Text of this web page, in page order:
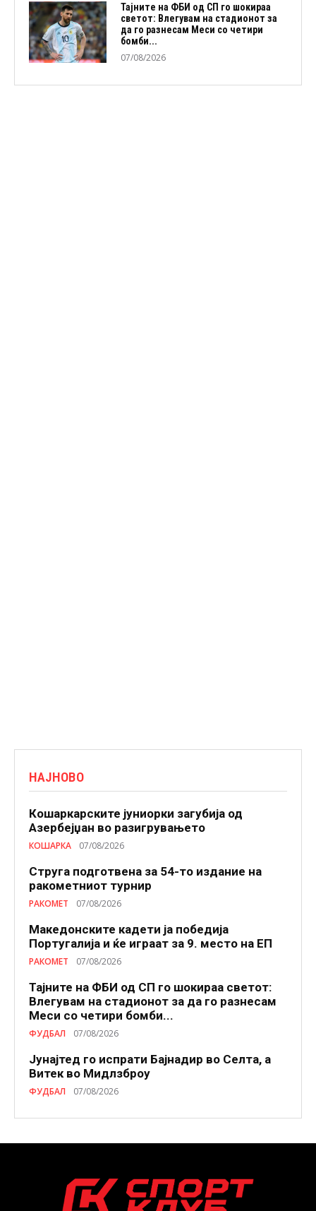
Тајните на ФБИ од СП го шокираа
светот: Влегувам на стадионот за
да го разнесам Меси со четири
бомби...
07/08/2026
НАЈНОВО
Кошаркарските јуниорки загубија од
Азербејџан во разигрувањето
КОШАРКА 07/08/2026
Струга подготвена за 54-то издание на
ракометниот турнир
РАКОМЕТ 07/08/2026
Македонските кадети ја победија
Португалија и ќе играат за 9. место на ЕП
РАКОМЕТ 07/08/2026
Тајните на ФБИ од СП го шокираа светот:
Влегувам на стадионот за да го разнесам
Меси со четири бомби...
ФУДБАЛ 07/08/2026
Јунајтед го испрати Бајнадир во Селта, а
Витек во Мидлзброу
ФУДБАЛ 07/08/2026